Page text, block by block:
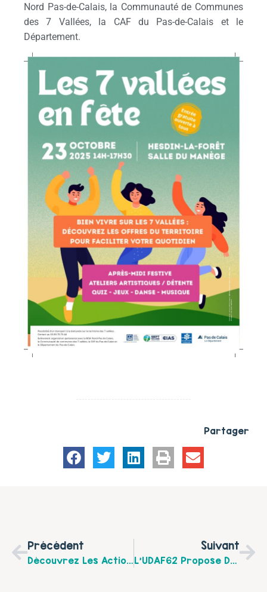
Nord Pas-de-Calais, la Communauté de Communes
des 7 Vallées, la CAF du Pas-de-Calais et le
Département.
Partager
Précédent
Découvrez Les Actions Familles De La Maison Des Habitants Des Communes Du Frugeois Pendant Le Mois De La Parentalité
Suivant
L’UDAF62 Propose Des Parcours Pour Enfants De Parents Séparés À Etaples